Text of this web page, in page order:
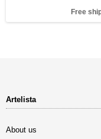
Free
Artelista
About us